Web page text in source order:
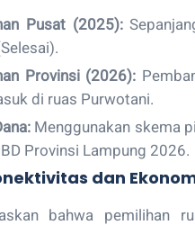
Pusat (2025):
Provinsi (2026):
di ruas Purwotani.
Menggunakan skema
Provinsi Lampung 2026.
dan
bahwa pemilihan